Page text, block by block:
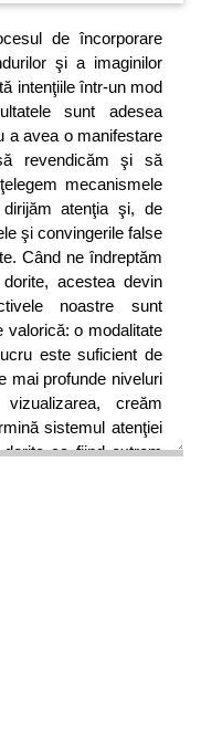
de încorporare
şi a imaginilor
intenţiile într-un mod
sunt adesea
a avea o manifestare
revendicăm şi să
mecanismele
atenţia şi, de
şi convingerile false
Când ne îndreptăm
acestea devin
noastre sunt
valorică: o modalitate
este suficient de
mai profunde niveluri
creăm
sistemul atenţiei
ca fiind extrem
sistemul nostru de
o experienţă fizică
oportunităţi de a-l
direcţie toată
necesare pentru